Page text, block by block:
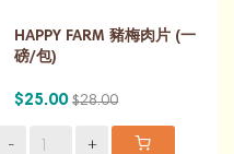
HAPPY FARM 豬梅肉片 (一
磅/包)
$25.00 $28.00
- +